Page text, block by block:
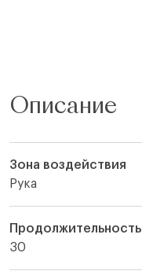
Описание
Зона воздействия
Рука
Продолжительность
30